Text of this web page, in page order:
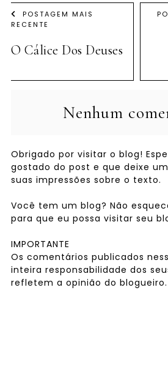
POSTAGEM MAIS
RECENTE
O Cálice Dos Deuses
Nenhum
Obrigado por visitar o blog!
gostado do post e que deixe
suas impressões sobre o texto.
Você tem um blog? Não
para que eu possa visitar seu
IMPORTANTE
Os comentários publicados
inteira responsabilidade dos
refletem a opinião do blogueiro.